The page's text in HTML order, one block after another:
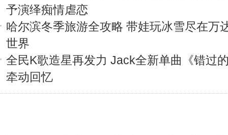
予演绎痴情虐恋
哈尔滨冬季旅游全攻略 带娃玩冰雪尽在万
世界
全民K歌造星再发力 Jack全新单曲《错过
牵动回忆